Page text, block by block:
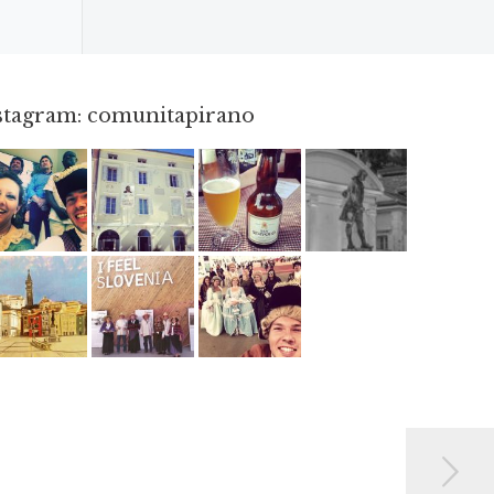
comunitapirano
Mag 23 Apr 3 Giu 3 Apr 18
Giu 12 Mag 2 Mag 15